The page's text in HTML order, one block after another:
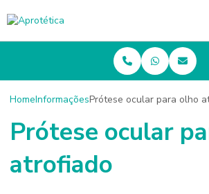
HomeInformaçõesPrótese ocular para olho
Prótese ocular
atrofiado